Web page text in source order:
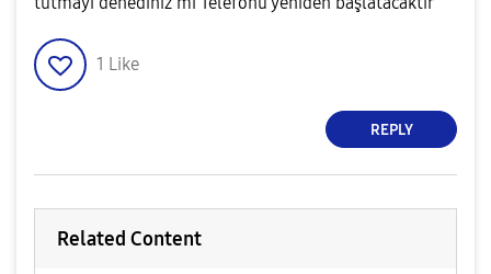
1 Like
REPLY
Related Content